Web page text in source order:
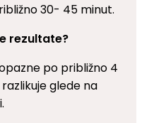
30- 45 minut.
rezultate?
po približno 4
glede na